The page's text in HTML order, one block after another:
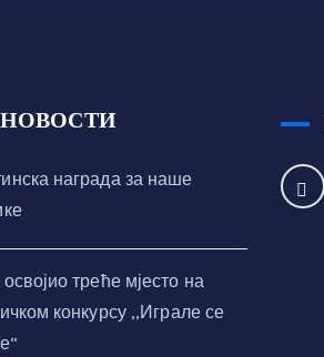
НОВОСТИ
награда за наше
треће мјесто на
конкурсу ,,Играле се